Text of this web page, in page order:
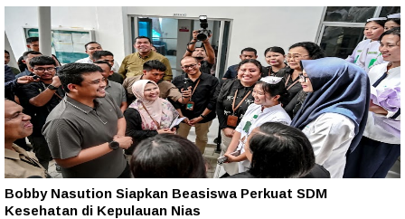
Bobby Nasution Siapkan Beasiswa Perkuat SDM
Kesehatan di Kepulauan Nias